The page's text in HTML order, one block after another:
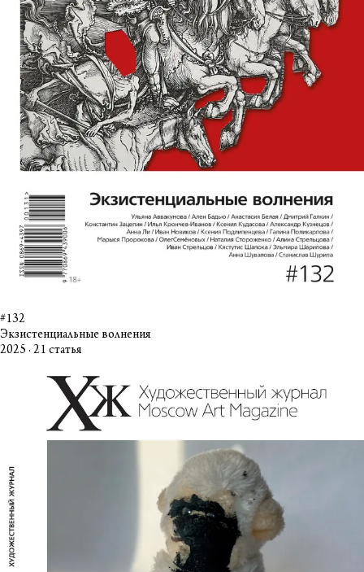
#132
Экзистенциальные волнения
2025 · 21 статья